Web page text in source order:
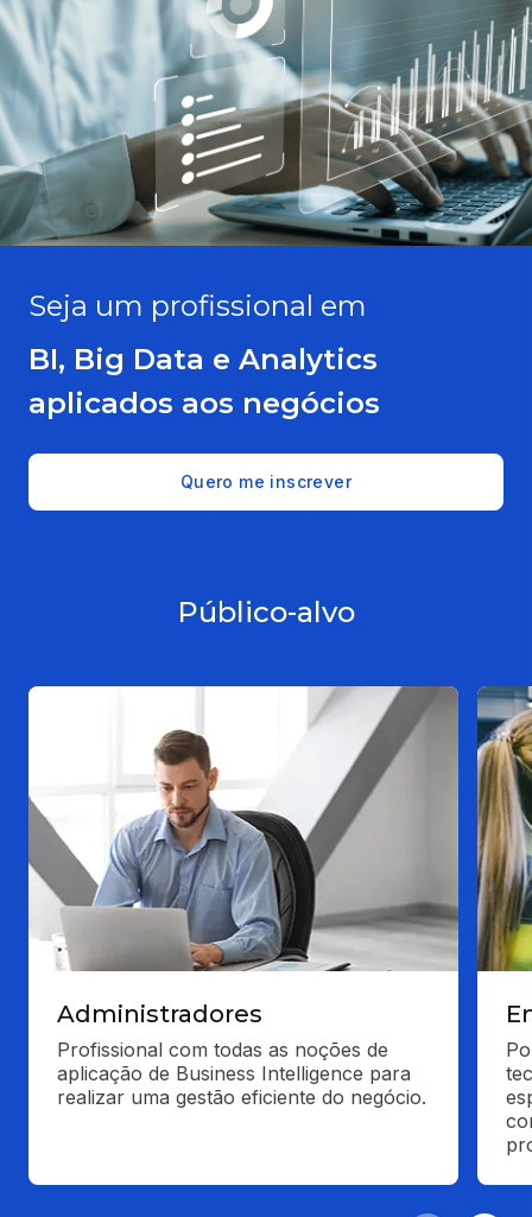
Seja um profissional em
BI, Big Data e Analytics
aplicados aos negócios
Quero me inscrever
Público-alvo
Administradores
Profissional com todas as noções de
aplicação de Business Intelligence para
realizar uma gestão eficiente do negócio.